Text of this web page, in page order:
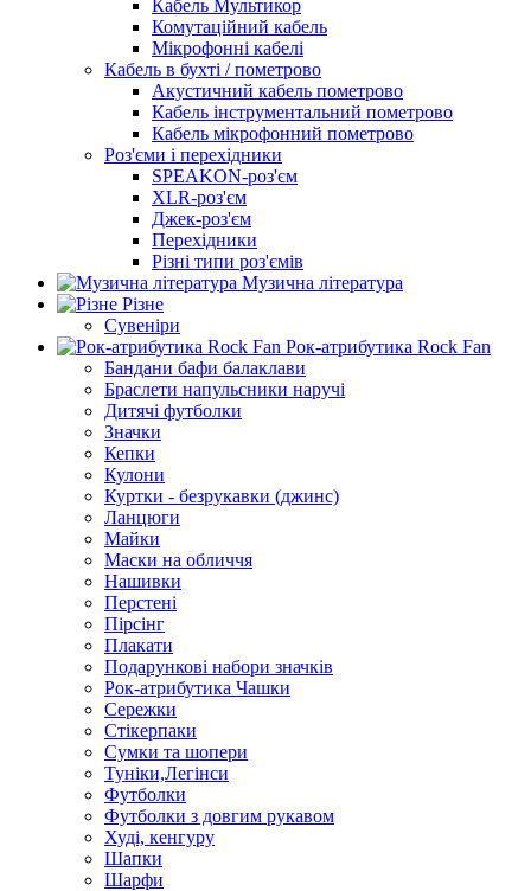
Кабель Мультикор
Комутаційний кабель
Мікрофонні кабелі
Кабель в бухті / пометрово
Акустичний кабель пометрово
Кабель інструментальний пометрово
Кабель мікрофонний пометрово
Роз'єми і перехідники
SPEAKON-роз'єм
XLR-роз'єм
Джек-роз'єм
Перехідники
Різні типи роз'ємів
Музична література
Різне
Сувеніри
Рок-атрибутика Rock Fan
Бандани бафи балаклави
Браслети напульсники наручі
Дитячі футболки
Значки
Кепки
Кулони
Куртки - безрукавки (джинс)
Ланцюги
Майки
Маски на обличчя
Нашивки
Перстені
Пірсінг
Плакати
Подарункові набори значків
Рок-атрибутика Чашки
Сережки
Стікерпаки
Сумки та шопери
Туніки,Легінси
Футболки
Футболки з довгим рукавом
Худі, кенгуру
Шапки
Шарфи